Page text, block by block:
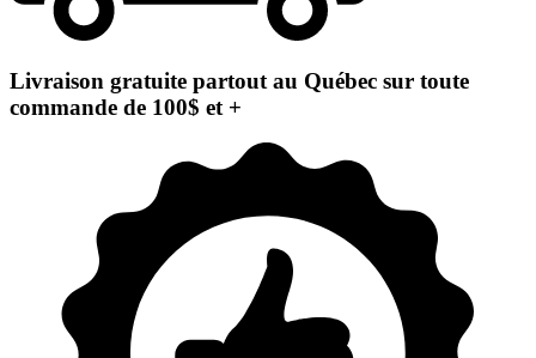
Livraison gratuite partout au Québec sur toute
commande de 100$ et +